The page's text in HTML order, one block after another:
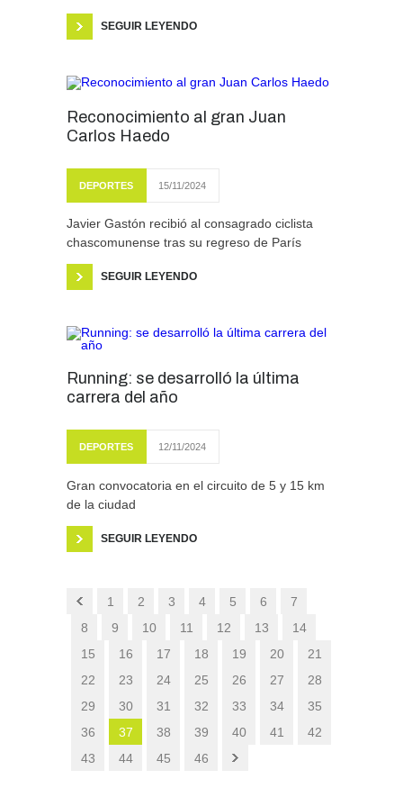
SEGUIR LEYENDO
Reconocimiento al gran Juan
Carlos Haedo
DEPORTES 15/11/2024
Javier Gastón recibió al consagrado ciclista
chascomunense tras su regreso de París
SEGUIR LEYENDO
Running: se desarrolló la última
carrera del año
DEPORTES 12/11/2024
Gran convocatoria en el circuito de 5 y 15 km
de la ciudad
SEGUIR LEYENDO
1 2 3 4 5 6
7
8
9 10 11 12 13
14
15
16 17 18 19 20
21
22
23 24 25 26 27
28
29
30 31 32 33 34
35
36
37 38 39 40 41
42
43
44 45 46